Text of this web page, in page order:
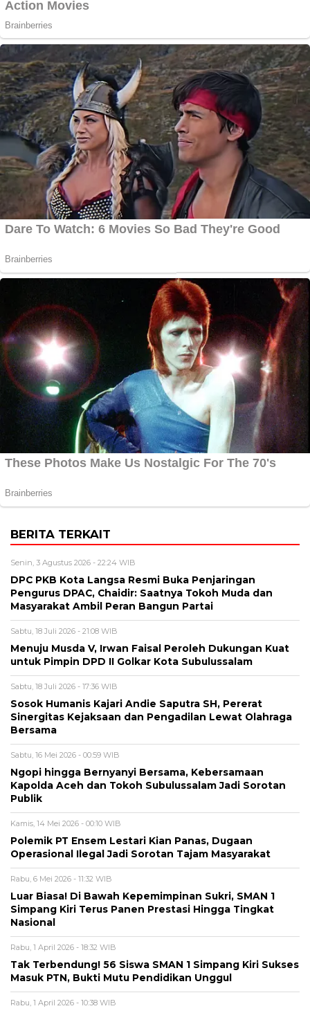
BERITA TERKAIT
Senin, 3 Agustus 2026 - 22:24 WIB
DPC PKB Kota Langsa Resmi Buka Penjaringan
Pengurus DPAC, Chaidir: Saatnya Tokoh Muda dan
Masyarakat Ambil Peran Bangun Partai
Sabtu, 18 Juli 2026 - 21:08 WIB
Menuju Musda V, Irwan Faisal Peroleh Dukungan Kuat
untuk Pimpin DPD II Golkar Kota Subulussalam
Sabtu, 18 Juli 2026 - 17:36 WIB
Sosok Humanis Kajari Andie Saputra SH, Pererat
Sinergitas Kejaksaan dan Pengadilan Lewat Olahraga
Bersama
Sabtu, 16 Mei 2026 - 00:59 WIB
Ngopi hingga Bernyanyi Bersama, Kebersamaan
Kapolda Aceh dan Tokoh Subulussalam Jadi Sorotan
Publik
Kamis, 14 Mei 2026 - 00:10 WIB
Polemik PT Ensem Lestari Kian Panas, Dugaan
Operasional Ilegal Jadi Sorotan Tajam Masyarakat
Rabu, 6 Mei 2026 - 11:32 WIB
Luar Biasa! Di Bawah Kepemimpinan Sukri, SMAN 1
Simpang Kiri Terus Panen Prestasi Hingga Tingkat
Nasional
Rabu, 1 April 2026 - 18:32 WIB
Tak Terbendung! 56 Siswa SMAN 1 Simpang Kiri Sukses
Masuk PTN, Bukti Mutu Pendidikan Unggul
Rabu, 1 April 2026 - 10:38 WIB